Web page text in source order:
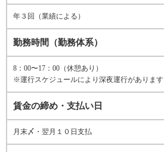
年３回（業績による）
勤務時間（勤務体系）
8：00〜17：00（休憩あり）
※運行スケジュールにより深夜運行があります
賃金の締め・支払い日
月末〆・翌月１０日支払